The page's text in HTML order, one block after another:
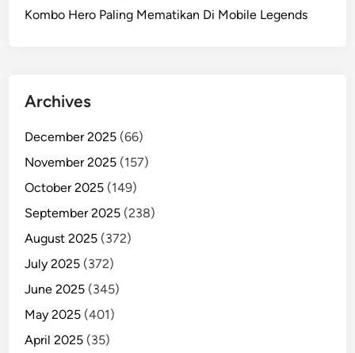
Kombo Hero Paling Mematikan Di Mobile Legends
Archives
December 2025 (66)
November 2025 (157)
October 2025 (149)
September 2025 (238)
August 2025 (372)
July 2025 (372)
June 2025 (345)
May 2025 (401)
April 2025 (35)